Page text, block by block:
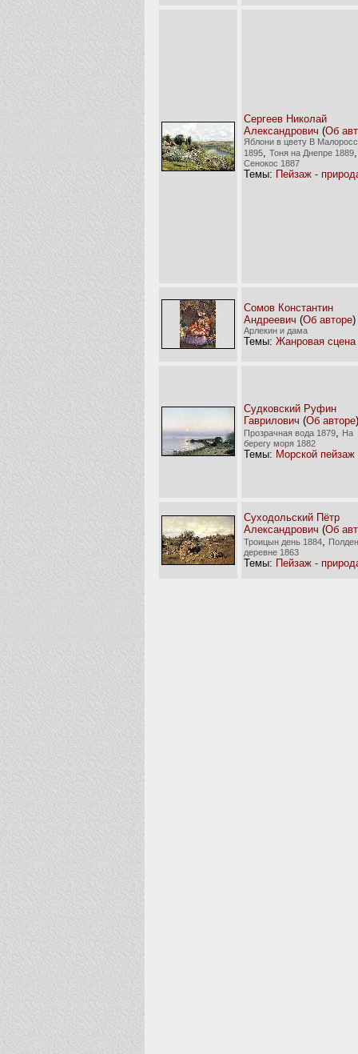
Сергеев Николай
Александрович (Об
Яблони в цвету В
1895
Тоня на Днепре 1889
Сенокос 1887
Темы: Пейзаж -
Сомов Константин
Андреевич (Об авторе)
Арлекин и дама
Темы: Жанровая сцена
Судковский Руфин
Гаврилович (Об авторе)
Прозрачная вода 1879
На
берегу моря 1882
Темы: Морской пейзаж
Суходольский Пётр
Александрович (Об
Троицын день 1884
деревне 1863
Темы: Пейзаж -